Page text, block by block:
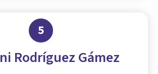
5
Rodríguez Gámez